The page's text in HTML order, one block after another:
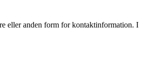
eller anden form for kontaktinformation. I